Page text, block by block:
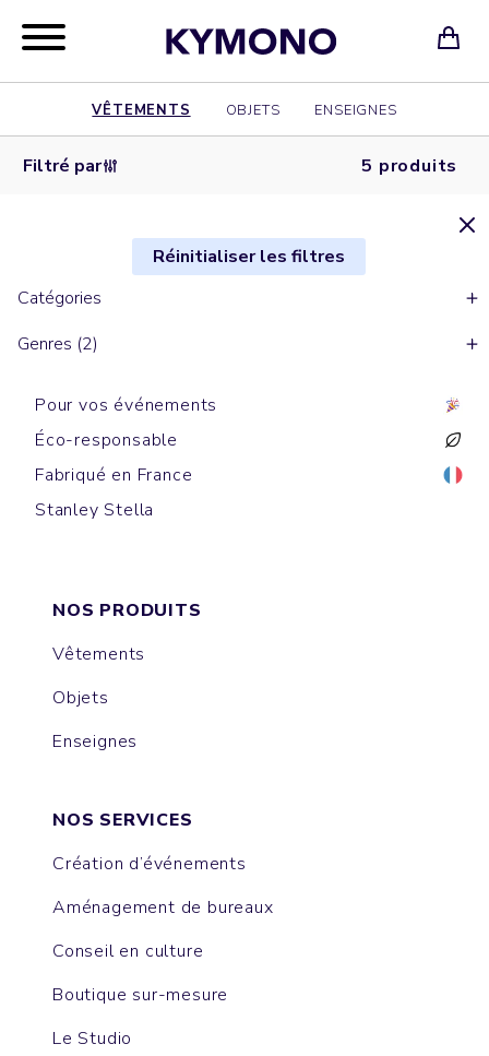
VÊTEMENTS OBJETS ENSEIGNES
Filtré par 5 produits
Réinitialiser les filtres
Catégories
Genres (2)
Pour vos événements
Éco-responsable
Fabriqué en France
Stanley Stella
Doudounes sans manches
CLIMBER
Doudounes sans manches
HARNESS
Softshells & Polaires
REMIX
Doudounes avec manches
VOYAGER
Doudounes avec manches
PACKAGER
NOS PRODUITS
Vêtements
Objets
Enseignes
NOS SERVICES
Création d’événements
Aménagement de bureaux
Conseil en culture
Boutique sur-mesure
Le Studio